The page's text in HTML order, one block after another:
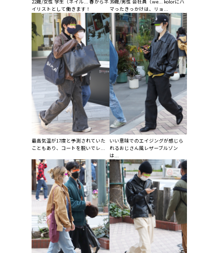
22歳/女性 学生（ネイル... 春からネ
イリストとして働きます！
39歳/男性 会社員（we... kolorにハ
マったきっかけは、リョ...
最高気温が17度と予測されていた
こともあり、コートを脱いでレ...
いい意味でのエイジングが感じら
れるおじさん風レザーブルゾン
は...